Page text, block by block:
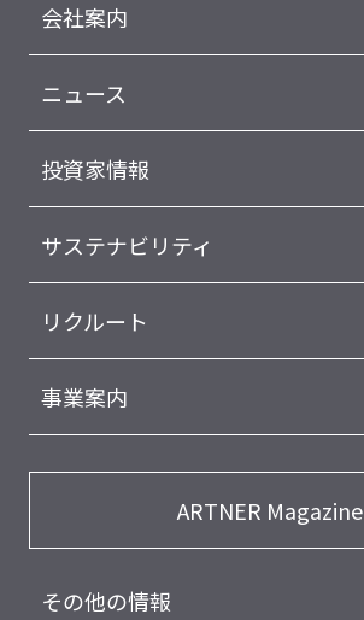
会社案内
ニュース
投資家情報
サステナビリティ
リクルート
事業案内
ARTNER Magazine
その他の情報